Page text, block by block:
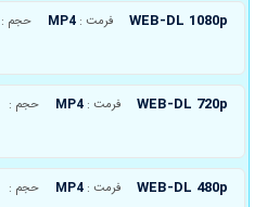
WEB-DL 1080p فرمت : MP4 حجم :
WEB-DL 720p فرمت : MP4 حجم :
WEB-DL 480p فرمت : MP4 حجم :